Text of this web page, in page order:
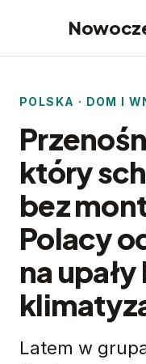
POLSKA · DOM I
który
bez
Polacy
na
Latem w